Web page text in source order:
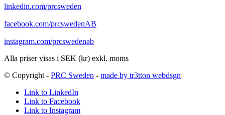
linkedin.com/prcsweden
facebook.com/prcswedenAB
instagram.com/prcswedenab
Alla priser visas i SEK (kr) exkl. moms
© Copyright - PRC Sweden - made by tr3tton webdsgn
Link to LinkedIn
Link to Facebook
Link to Instagram